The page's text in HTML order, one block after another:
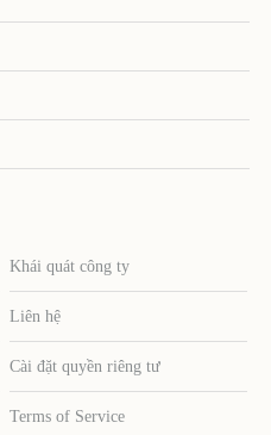
Khái quát công ty
Liên hệ
Cài đặt quyền riêng tư
Terms of Service